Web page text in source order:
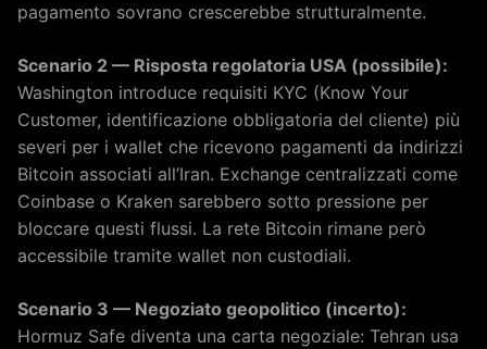
pagamento sovrano crescerebbe strutturalmente.
Scenario 2 — Risposta regolatoria USA (possibile):
Washington introduce requisiti KYC (Know Your
Customer, identificazione obbligatoria del cliente) più
severi per i wallet che ricevono pagamenti da indirizzi
Bitcoin associati all’Iran. Exchange centralizzati come
Coinbase o Kraken sarebbero sotto pressione per
bloccare questi flussi. La rete Bitcoin rimane però
accessibile tramite wallet non custodiali.
Scenario 3 — Negoziato geopolitico (incerto):
Hormuz Safe diventa una carta negoziale: Tehran usa